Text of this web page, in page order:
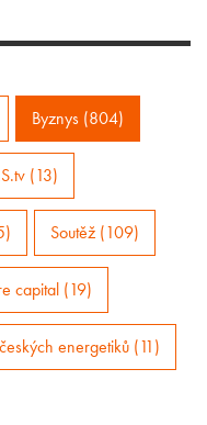
Byznys (804)
(13)
Soutěž (109)
capital (19)
energetiků (11)